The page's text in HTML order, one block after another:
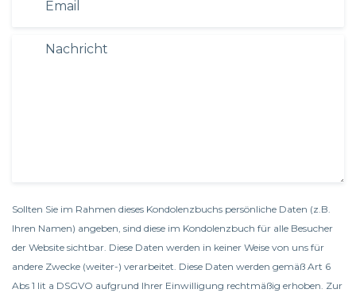
Sollten Sie im Rahmen dieses Kondolenzbuchs persönliche Daten (z.B.
Ihren Namen) angeben, sind diese im Kondolenzbuch für alle Besucher
der Website sichtbar. Diese Daten werden in keiner Weise von uns für
andere Zwecke (weiter-) verarbeitet. Diese Daten werden gemäß Art 6
Abs 1 lit a DSGVO aufgrund Ihrer Einwilligung rechtmäßig erhoben. Zur